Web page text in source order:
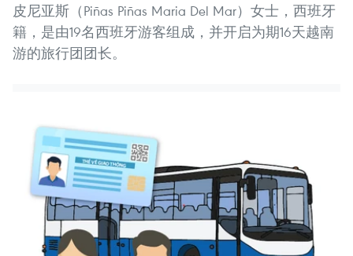
皮尼亚斯（Piñas Piñas Maria Del Mar）女士，西班牙
籍，是由19名西班牙游客组成，并开启为期16天越南
游的旅行团团长。